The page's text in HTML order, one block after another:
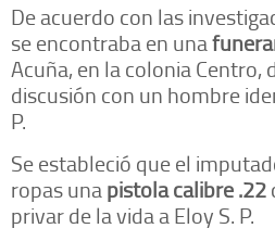
De acuerdo con las
se encontraba en una
Acuña, en la colonia Centro,
discusión con un hombre
P.
Se estableció que el
ropas unapistola calibre .22
privar de la vida a Eloy S. P.